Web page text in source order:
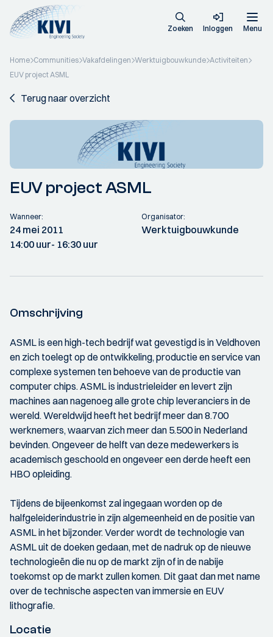
Zoeken Inloggen Menu
Home Communities Vakafdelingen Werktuigbouwkunde Activiteiten
EUV project ASML
Terug naar overzicht
EUV project ASML
Wanneer:
24 mei 2011
14:00 uur- 16:30 uur
Organisator:
Werktuigbouwkunde
Omschrijving
ASML is een high-tech bedrijf wat gevestigd is in Veldhoven
en zich toelegt op de ontwikkeling, productie en service van
complexe systemen ten behoeve van de productie van
computer chips. ASML is industrieleider en levert zijn
machines aan nagenoeg alle grote chip leveranciers in de
wereld. Wereldwijd heeft het bedrijf meer dan 8.700
werknemers, waarvan zich meer dan 5.500 in Nederland
bevinden. Ongeveer de helft van deze medewerkers is
academisch geschoold en ongeveer een derde heeft een
HBO opleiding.
Tijdens de bijeenkomst zal ingegaan worden op de
halfgeleiderindustrie in zijn algemeenheid en de positie van
ASML in het bijzonder. Verder wordt de technologie van
ASML uit de doeken gedaan, met de nadruk op de nieuwe
technologieën die nu op de markt zijn of in de nabije
toekomst op de markt zullen komen. Dit gaat dan met name
over de technische aspecten van immersie en EUV
lithografie.
Locatie